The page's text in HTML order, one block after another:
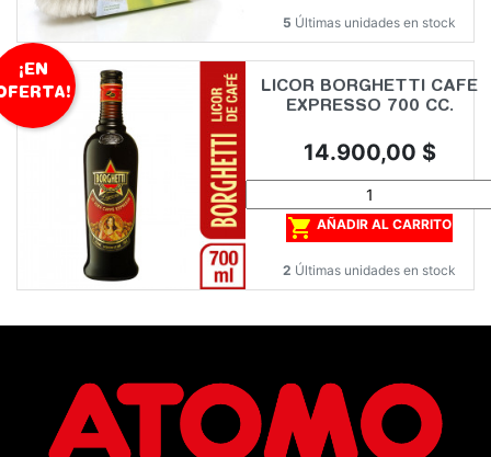
5 Últimas unidades en stock
LICOR BORGHETTI CAFE
EXPRESSO 700 CC.
Precio
14.900,00 $
 AÑADIR AL CARRITO
2 Últimas unidades en stock
¡EN